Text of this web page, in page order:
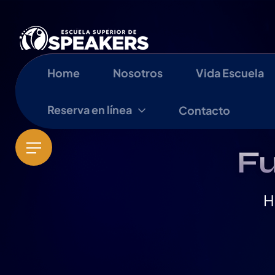
Home Nosotros Vida Escuela
Reserva en línea Contacto